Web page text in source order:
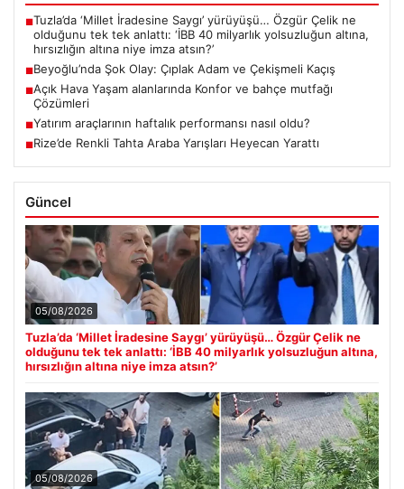
■Tuzla’da ‘Millet İradesine Saygı’ yürüyüşü… Özgür Çelik ne
olduğunu tek tek anlattı: ‘İBB 40 milyarlık yolsuzluğun altına,
hırsızlığın altına niye imza atsın?’
■Beyoğlu’nda Şok Olay: Çıplak Adam ve Çekişmeli Kaçış
■Açık Hava Yaşam alanlarında Konfor ve bahçe mutfağı
Çözümleri
■Yatırım araçlarının haftalık performansı nasıl oldu?
■Rize’de Renkli Tahta Araba Yarışları Heyecan Yarattı
Güncel
05/08/2026
Tuzla’da ‘Millet İradesine Saygı’ yürüyüşü… Özgür Çelik ne
olduğunu tek tek anlattı: ‘İBB 40 milyarlık yolsuzluğun altına,
hırsızlığın altına niye imza atsın?’
05/08/2026